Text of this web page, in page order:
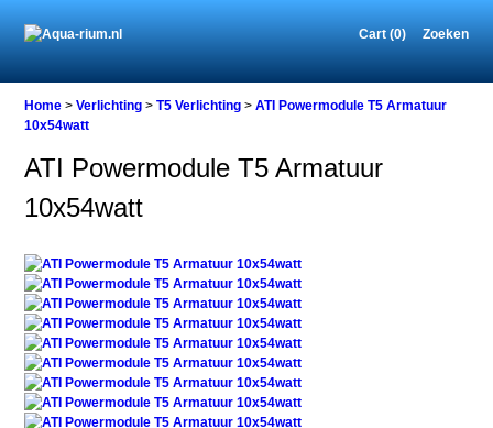
Cart (0) Zoeken
Home
Verlichting
T5
Verlichting
Powermodule
T5
Armatuur
10x54watt
ATI
Home >Verlichting >T5 Verlichting >ATI Powermodule T5 Armatuur
10x54watt
ATI Powermodule T5 Armatuur
10x54watt